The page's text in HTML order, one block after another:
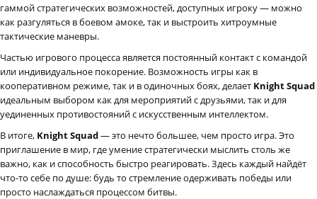
гаммой стратегических возможностей, доступных игроку — можно
как разгуляться в боевом амоке, так и выстроить хитроумные
тактические маневры.
Частью игрового процесса является постоянный контакт с командой
или индивидуальное покорение. Возможность игры как в
кооперативном режиме, так и в одиночных боях, делает Knight Squad
идеальным выбором как для мероприятий с друзьями, так и для
уединенных противостояний с искусственным интеллектом.
В итоге, Knight Squad— это нечто большее, чем просто игра. Это
приглашение в мир, где умение стратегически мыслить столь же
важно, как и способность быстро реагировать. Здесь каждый найдёт
что-то себе по душе: будь то стремление одерживать победы или
просто наслаждаться процессом битвы.